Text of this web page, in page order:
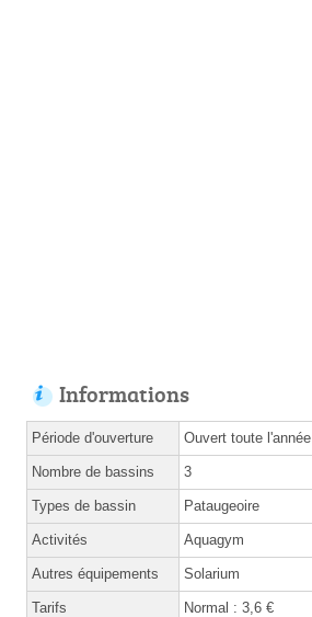
Informations
Période d'ouverture Ouvert toute l'année
Nombre de bassins 3
Types de bassin Pataugeoire
Activités Aquagym
Autres équipements Solarium
Tarifs
Normal : 3,6 €